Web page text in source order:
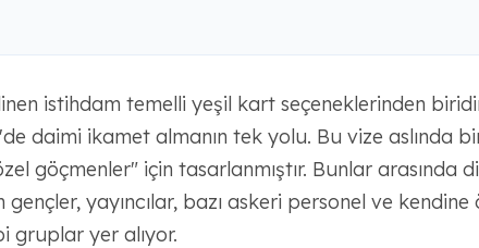
istihdam temelli yeşil kart seçeneklerinden
daimi ikamet almanın tek yolu. Bu vize aslında
göçmenler" için tasarlanmıştır. Bunlar arasında
yayıncılar, bazı askeri personel ve kendine
gruplar yer alıyor.